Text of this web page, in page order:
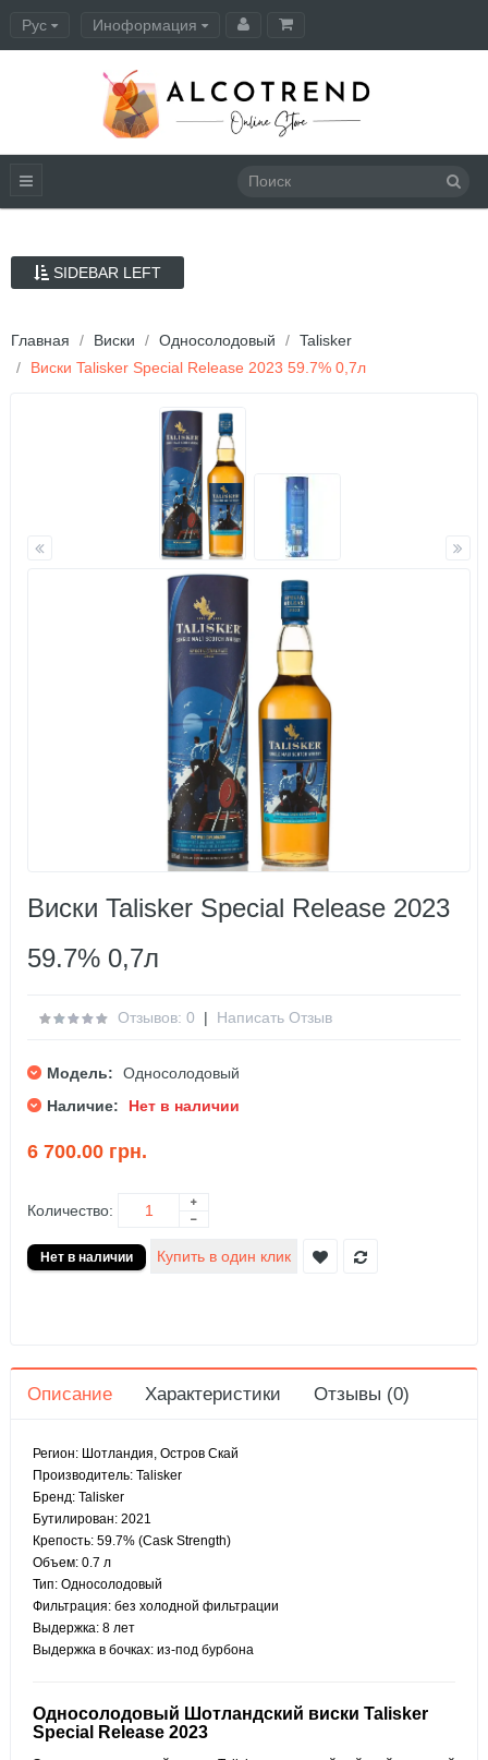
Рус Иноформация
SIDEBAR LEFT
Главная Виски Односолодовый
Talisker
Виски Talisker Special Release 2023 59.7% 0,7л
Виски Talisker Special Release 2023
59.7% 0,7л
Отзывов: 0 | Написать Отзыв
Модель:
Односолодовый
Наличие:
Нет в наличии
6 700.00 грн.
Количество:
Описание Характеристики Отзывы (0)
Регион: Шотландия, Остров Скай
Производитель: Talisker
Бренд: Talisker
Бутилирован: 2021
Крепость: 59.7% (Cask Strength)
Объем: 0.7 л
Тип: Односолодовый
Фильтрация: без холодной фильтрации
Выдержка: 8 лет
Выдержка в бочках: из-под бурбона
Односолодовый Шотландский виски Talisker
Special Release 2023